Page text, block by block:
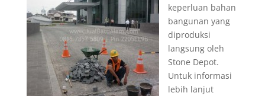
keperluan bahan
bangunan yang
diproduksi
langsung oleh
Stone Depot.
Untuk informasi
lebih lanjut